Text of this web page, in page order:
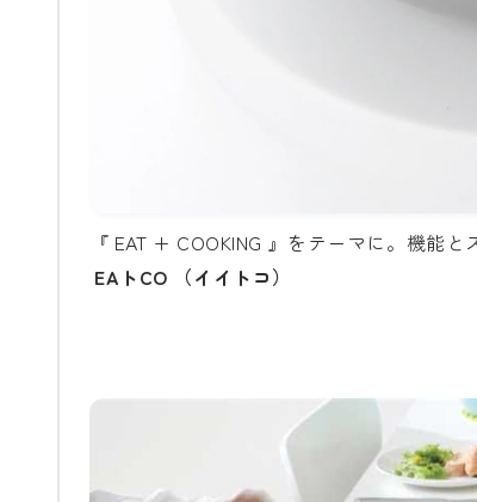
『 EAT + COOKING 』をテーマに。機能と
EAトCO （イイトコ）